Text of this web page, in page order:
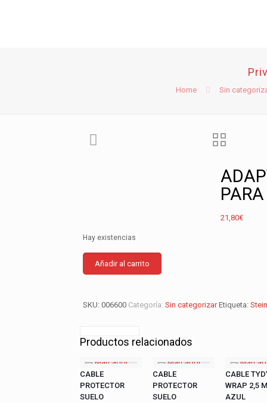
Home Sin
21,80€
Hay existencias
ADAPTADOR
PARA
cantidad
Añadir al carrito
SKU:006600 Categoría:Sin categorizar Etiqueta:
Productos relacionados
CABLE
PROTECTOR
SUELO
CABLE
PROTECTOR
SUELO
CABLE
WRAP 2,5
AZUL